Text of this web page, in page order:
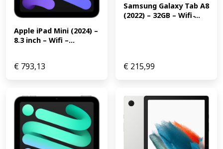
Apple iPad Mini (2024) –
8.3 inch – Wifi –...
€ 793,13
Samsung Galaxy Tab A8
(2022) – 32GB – Wifi ̵...
€ 215,99